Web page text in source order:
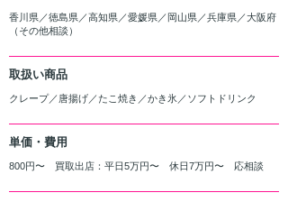
香川県／徳島県／高知県／愛媛県／岡山県／兵庫県／大阪府
（その他相談）
取扱い商品
クレープ／唐揚げ／たこ焼き／かき氷／ソフトドリンク
単価・費用
800円〜 買取出店：平日5万円〜 休日7万円〜 応相談